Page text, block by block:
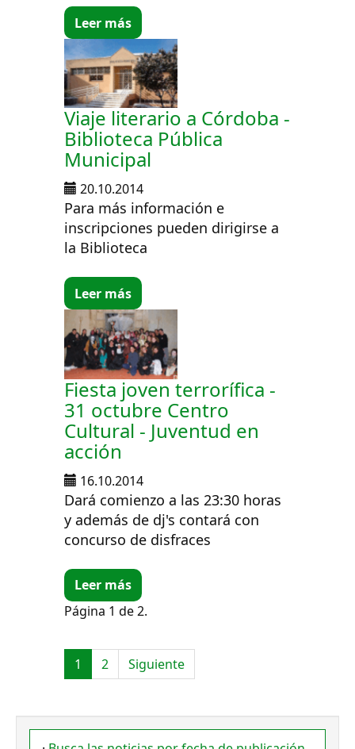
Leer más
Viaje literario a Córdoba -
Biblioteca Pública
Municipal
20.10.2014
Para más información e
inscripciones pueden dirigirse a
la Biblioteca
Leer más
Fiesta joven terrorífica -
31 octubre Centro
Cultural - Juventud en
acción
16.10.2014
Dará comienzo a las 23:30 horas
y además de dj's contará con
concurso de disfraces
Leer más
Página 1 de 2.
1 2 Siguiente